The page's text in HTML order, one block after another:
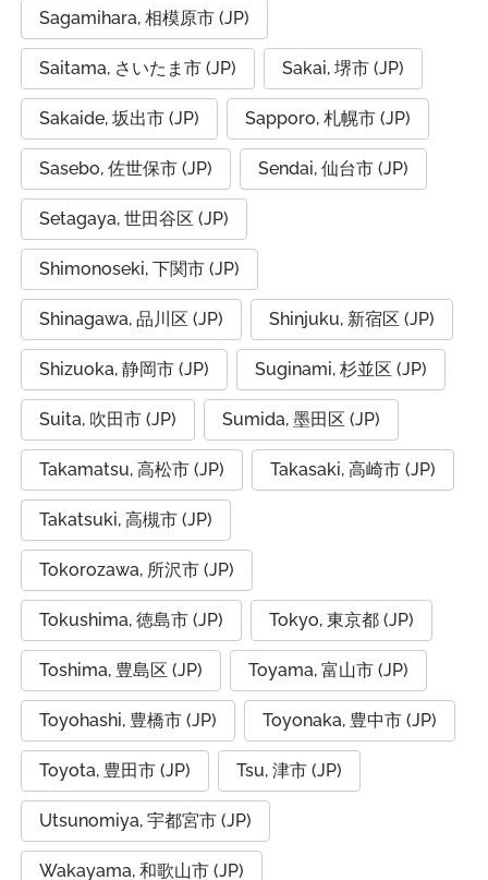
Sagamihara, 相模原市 (JP)
Saitama, さいたま市 (JP) Sakai, 堺市 (JP)
Sakaide, 坂出市 (JP) Sapporo, 札幌市 (JP)
Sasebo, 佐世保市 (JP) Sendai, 仙台市 (JP)
Setagaya, 世田谷区 (JP)
Shimonoseki, 下関市 (JP)
Shinagawa, 品川区 (JP) Shinjuku, 新宿区 (JP)
Shizuoka, 静岡市 (JP) Suginami, 杉並区 (JP)
Suita, 吹田市 (JP) Sumida, 墨田区 (JP)
Takamatsu, 高松市 (JP) Takasaki, 高崎市 (JP)
Takatsuki, 高槻市 (JP)
Tokorozawa, 所沢市 (JP)
Tokushima, 徳島市 (JP) Tokyo, 東京都 (JP)
Toshima, 豊島区 (JP) Toyama, 富山市 (JP)
Toyohashi, 豊橋市 (JP) Toyonaka, 豊中市 (JP)
Toyota, 豊田市 (JP) Tsu, 津市 (JP)
Utsunomiya, 宇都宮市 (JP)
Wakayama, 和歌山市 (JP)